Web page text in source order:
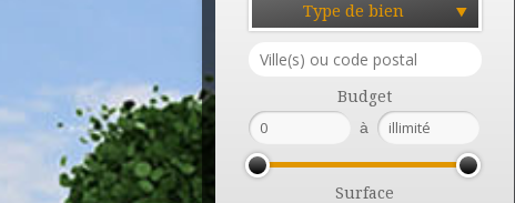
Type de bien
Budget
à
Surface